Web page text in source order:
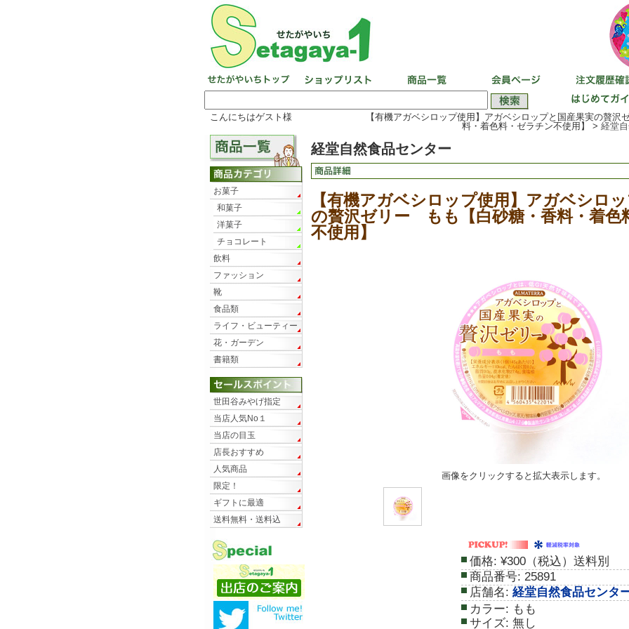
こんにちはゲスト様
【有機アガベシロップ使用】アガベシロップと国産果実の贅
料・着色料・ゼラチン不使用】 > 経堂
経堂自然食品センター
【有機アガベシロップ使用】アガベシロ
の贅沢ゼリー もも【白砂糖・香料・着色
不使用】
画像をクリックすると拡大表示します。
価格: ¥300（税込）送料別
商品番号: 25891
店舗名: 経堂自然食品センタ
カラー: もも
サイズ: 無し
お菓子
和菓子
洋菓子
チョコレート
飲料
ファッション
靴
食品類
ライフ・ビューティー
花・ガーデン
書籍類
世田谷みやげ指定
当店人気No１
当店の目玉
店長おすすめ
人気商品
限定！
ギフトに最適
送料無料・送料込